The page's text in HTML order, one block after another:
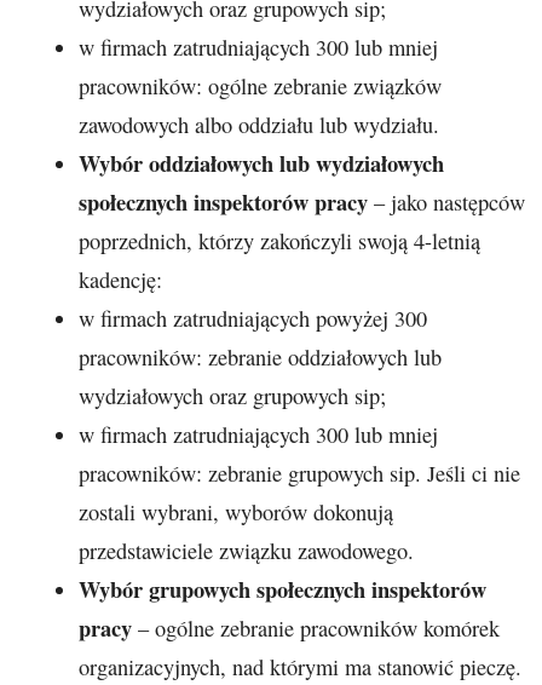
wydziałowych oraz grupowych sip;
w firmach zatrudniających 300 lub mniej
pracowników: ogólne zebranie związków
zawodowych albo oddziału lub wydziału.
Wybór oddziałowych lub wydziałowych
społecznych inspektorów pracy– jako następców
poprzednich, którzy zakończyli swoją 4-letnią
kadencję:
w firmach zatrudniających powyżej 300
pracowników: zebranie oddziałowych lub
wydziałowych oraz grupowych sip;
w firmach zatrudniających 300 lub mniej
pracowników: zebranie grupowych sip. Jeśli ci nie
zostali wybrani, wyborów dokonują
przedstawiciele związku zawodowego.
Wybór grupowych społecznych inspektorów
pracy – ogólne zebranie pracowników komórek
organizacyjnych, nad którymi ma stanowić pieczę.